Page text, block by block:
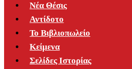
Νέα Θέσις
Αντίδοτο
Το Βιβλιοπωλείο
Κείμενα
Σελίδες Ιστορίας